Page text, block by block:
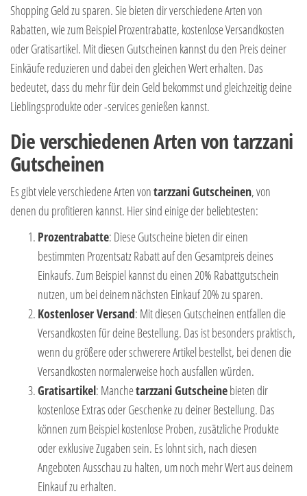
Shopping Geld zu sparen. Sie bieten dir verschiedene Arten von
Rabatten, wie zum Beispiel Prozentrabatte, kostenlose Versandkosten
oder Gratisartikel. Mit diesen Gutscheinen kannst du den Preis deiner
Einkäufe reduzieren und dabei den gleichen Wert erhalten. Das
bedeutet, dass du mehr für dein Geld bekommst und gleichzeitig deine
Lieblingsprodukte oder -services genießen kannst.
Die verschiedenen Arten von tarzzani
Gutscheinen
Es gibt viele verschiedene Arten vontarzzani Gutscheinen, von
denen du profitieren kannst. Hier sind einige der beliebtesten:
Prozentrabatte: Diese Gutscheine bieten dir einen
bestimmten Prozentsatz Rabatt auf den Gesamtpreis deines
Einkaufs. Zum Beispiel kannst du einen 20% Rabattgutschein
nutzen, um bei deinem nächsten Einkauf 20% zu sparen.
Kostenloser Versand: Mit diesen Gutscheinen entfallen die
Versandkosten für deine Bestellung. Das ist besonders praktisch,
wenn du größere oder schwerere Artikel bestellst, bei denen die
Versandkosten normalerweise hoch ausfallen würden.
Gratisartikel: Manchetarzzani Gutscheinebieten dir
kostenlose Extras oder Geschenke zu deiner Bestellung. Das
können zum Beispiel kostenlose Proben, zusätzliche Produkte
oder exklusive Zugaben sein. Es lohnt sich, nach diesen
Angeboten Ausschau zu halten, um noch mehr Wert aus deinem
Einkauf zu erhalten.